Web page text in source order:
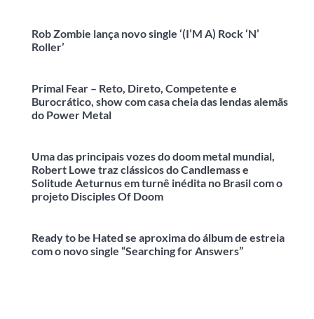
Rob Zombie lança novo single ‘(I’M A) Rock ‘N’
Roller’
Primal Fear – Reto, Direto, Competente e
Burocrático, show com casa cheia das lendas alemãs
do Power Metal
Uma das principais vozes do doom metal mundial,
Robert Lowe traz clássicos do Candlemass e
Solitude Aeturnus em turnê inédita no Brasil com o
projeto Disciples Of Doom
Ready to be Hated se aproxima do álbum de estreia
com o novo single “Searching for Answers”